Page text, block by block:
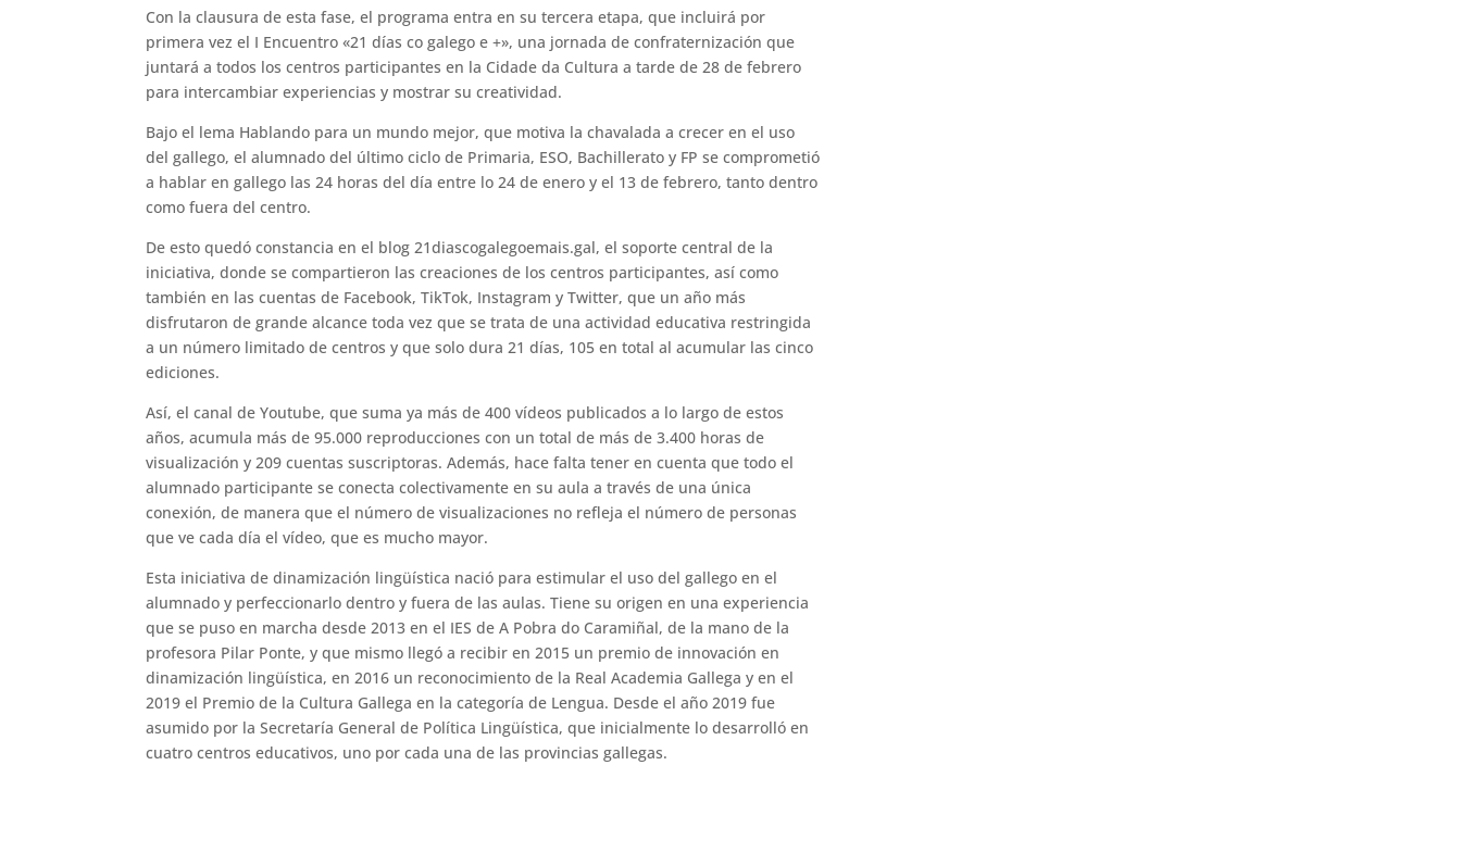
Con la clausura de esta fase, el programa entra en su tercera etapa, que incluirá por
primera vez el I Encuentro «21 días co galego e +», una jornada de confraternización que
juntará a todos los centros participantes en la Cidade da Cultura a tarde de 28 de febrero
para intercambiar experiencias y mostrar su creatividad.
Bajo el lema Hablando para un mundo mejor, que motiva la chavalada a crecer en el uso
del gallego, el alumnado del último ciclo de Primaria, ESO, Bachillerato y FP se comprometió
a hablar en gallego las 24 horas del día entre lo 24 de enero y el 13 de febrero, tanto dentro
como fuera del centro.
De esto quedó constancia en el blog 21diascogalegoemais.gal, el soporte central de la
iniciativa, donde se compartieron las creaciones de los centros participantes, así como
también en las cuentas de Facebook, TikTok, Instagram y Twitter, que un año más
disfrutaron de grande alcance toda vez que se trata de una actividad educativa restringida
a un número limitado de centros y que solo dura 21 días, 105 en total al acumular las cinco
ediciones.
Así, el canal de Youtube, que suma ya más de 400 vídeos publicados a lo largo de estos
años, acumula más de 95.000 reproducciones con un total de más de 3.400 horas de
visualización y 209 cuentas suscriptoras. Además, hace falta tener en cuenta que todo el
alumnado participante se conecta colectivamente en su aula a través de una única
conexión, de manera que el número de visualizaciones no refleja el número de personas
que ve cada día el vídeo, que es mucho mayor.
Esta iniciativa de dinamización lingüística nació para estimular el uso del gallego en el
alumnado y perfeccionarlo dentro y fuera de las aulas. Tiene su origen en una experiencia
que se puso en marcha desde 2013 en el IES de A Pobra do Caramiñal, de la mano de la
profesora Pilar Ponte, y que mismo llegó a recibir en 2015 un premio de innovación en
dinamización lingüística, en 2016 un reconocimiento de la Real Academia Gallega y en el
2019 el Premio de la Cultura Gallega en la categoría de Lengua. Desde el año 2019 fue
asumido por la Secretaría General de Política Lingüística, que inicialmente lo desarrolló en
cuatro centros educativos, uno por cada una de las provincias gallegas.